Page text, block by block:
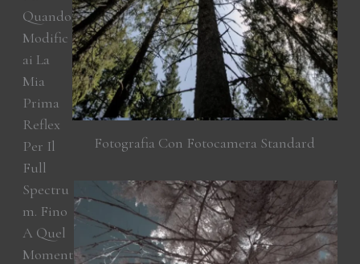
Fotografia Con Fotocamera Standard
Quando
Modific
Ai La
Mia
Prima
Reflex
Per Il
Full
Spectru
M. Fino
A Quel
Moment